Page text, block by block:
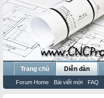
Trang chủ Diễn đàn
Forum Home Bài viết mới FAQ